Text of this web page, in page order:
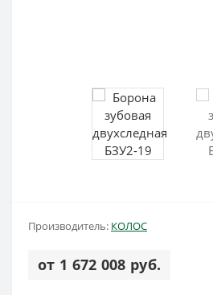
Производитель: КОЛОС
от 1 672 008 руб.